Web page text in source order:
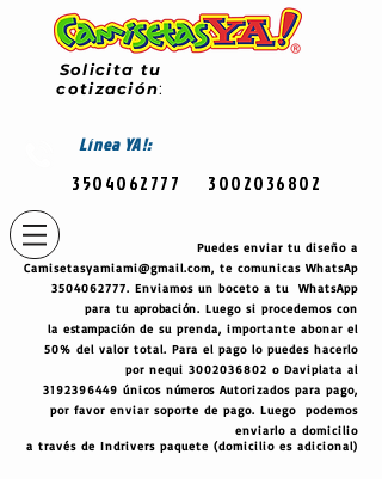
Solicita tu
cotización:
LíneaYA!:
3504062777 3002036802
Puedes enviar tu diseño a
Camisetasyamiami@gmail.com, te comunicas WhatsAp
3504062777. Enviamos un boceto a tu WhatsApp
para tu aprobación. Luego si procedemos con
laestampación de su prenda, importante abonar el
50% del valor total. Para el pago lo puedes hacerlo
por nequi 3002036802 o Daviplata al
3192396449 únicos números Autorizados para pago,
por favor enviar soporte de pago. Luego podemos
enviarlo a domicilio
a través de Indrivers paquete (domicilio es adicional)